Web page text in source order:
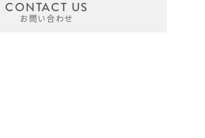
CONTACT US
お問い合わせ